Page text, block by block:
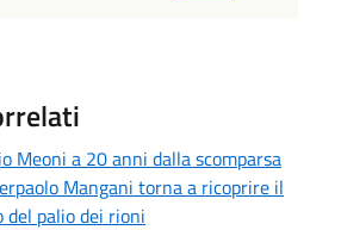
Meoni a 20 anni dalla scomparsa
Mangani torna a ricoprire il
palio dei rioni